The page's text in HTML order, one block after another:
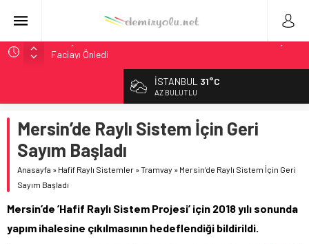
Ukrayna’da Yolcu Trenine İHA Saldırısı: Zamanında Tahliye
Faciayı Önledi
GB Railfreight İngiltere’de Lider, Class 99’lar 2026’da Yolda
İngiltere Demiryolunda Tarihi Entegrasyon: GBR Anglia
Resmen Başladı
Malezya Havayolları, TGV ile 28 Fransız Şehrine Tek Bilet
İSTANBUL 31°C
AZ BULUTLU
Mersin’de Raylı Sistem İçin Geri
Sayım Başladı
Anasayfa » Hafif Raylı Sistemler »Tramvay » Mersin’de Raylı Sistem İçin Geri
Sayım Başladı
Mersin’de ’Hafif Raylı Sistem Projesi’ için 2018 yılı sonunda
yapım ihalesine çıkılmasının hedeflendiği bildirildi.